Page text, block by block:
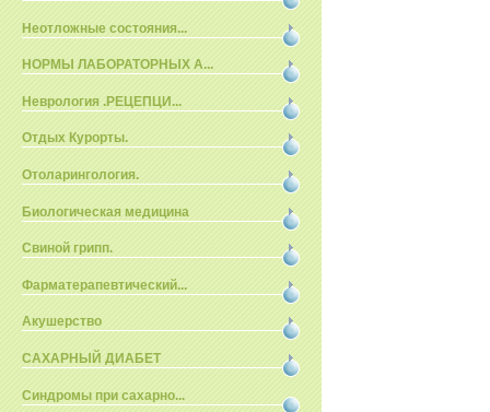
Неотложные состояния...
НОРМЫ ЛАБОРАТОРНЫХ А...
Неврология .РЕЦЕПЦИ...
Отдых Курорты.
Отоларингология.
Биологическая медицина
Свиной грипп.
Фарматерапевтический...
Акушерство
САХАРНЫЙ ДИАБЕТ
Синдромы при сахарно...